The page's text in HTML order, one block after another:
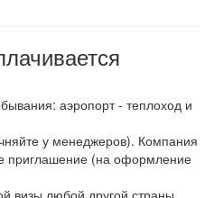
аэропорт - теплоход и
у менеджеров). Компания
приглашение (на оформление
визы любой другой страны